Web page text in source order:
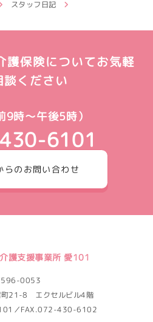
スタッフ日記
護保険についてお気軽
談ください
9時～午後5時）
6101
らのお問い合わせ
護支援事業所 愛101
596-0053
町21-8 エクセルビル4階
／FAX.072-430-6102